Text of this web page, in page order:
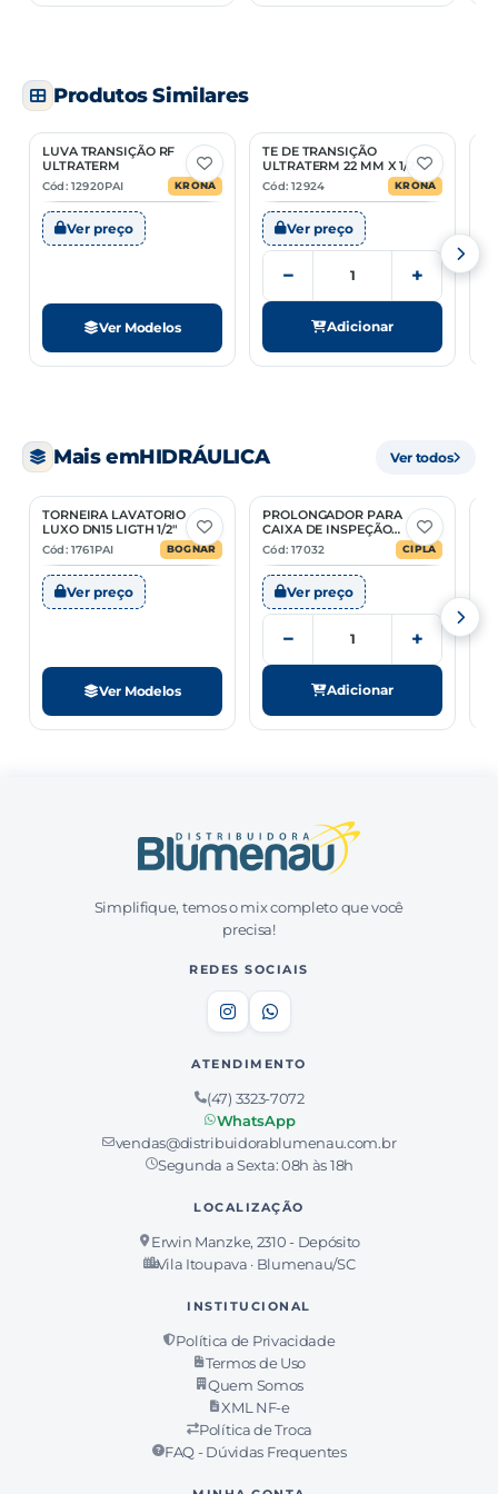
Produtos Similares
3 Opções
LUVA TRANSIÇÃO RF
ULTRATERM
Cód: 12920PAI
KRONA
Ver preço
Ver Modelos
TE DE TRANSIÇÃO
ULTRATERM 22 MM X 1/2"
Cód: 12924
KRONA
Ver preço
− +
Adicionar
Mais emHIDRÁULICA Ver todos
2 Opções
TORNEIRA LAVATORIO
LUXO DN15 LIGTH 1/2"
Cód: 1761PAI
BOGNAR
Ver preço
Ver Modelos
PROLONGADOR PARA
CAIXA DE INSPEÇÃO
ESGOTO 4,2 L
Cód: 17032 CIPLA
Ver preço
− +
Adicionar
Simplifique, temos o mix completo que você
precisa!
REDES SOCIAIS
ATENDIMENTO
(47) 3323-7072
WhatsApp
vendas@distribuidorablumenau.com.br
Segunda a Sexta: 08h às 18h
LOCALIZAÇÃO
Erwin Manzke, 2310 - Depósito
Vila Itoupava · Blumenau/SC
INSTITUCIONAL
Política de Privacidade
Termos de Uso
Quem Somos
XML NF-e
Política de Troca
FAQ - Dúvidas Frequentes